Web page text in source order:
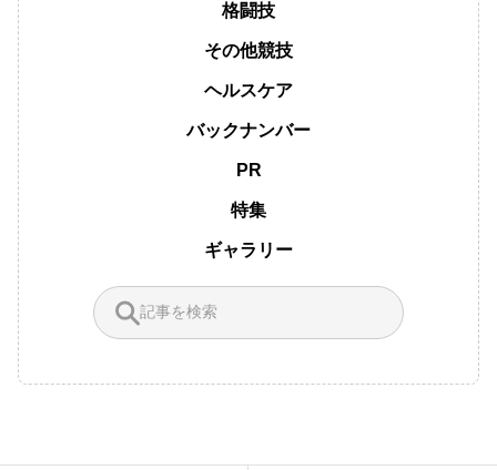
格闘技
その他競技
ヘルスケア
バックナンバー
PR
特集
ギャラリー